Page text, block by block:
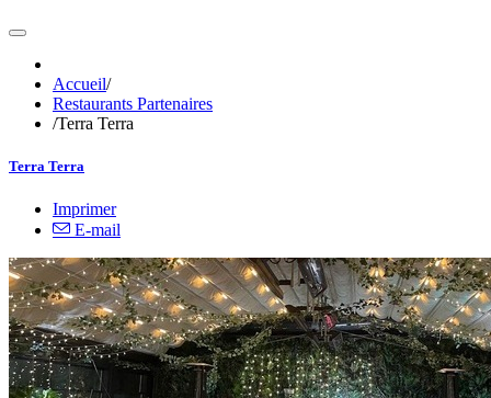
Accueil/
Restaurants Partenaires
/Terra Terra
Terra Terra
Imprimer
E-mail